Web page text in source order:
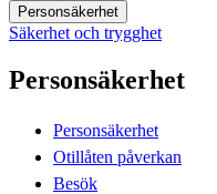
Personsäkerhet
Säkerhet och trygghet
Personsäkerhet
Personsäkerhet
Otillåten påverkan
Besök